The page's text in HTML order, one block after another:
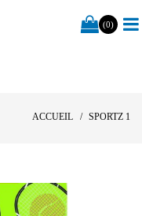
(0)
ACCUEIL SPORTZ 1